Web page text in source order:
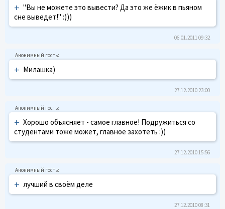
+ "Вы не можете это вывести? Да это же ёжик в пьяном
сне выведет!" :)))
06.01.2011 09:32
+ Милашка)
27.12.2010 23:00
+ Хорошо объясняет - самое главное! Подружиться со
студентами тоже может, главное захотеть :))
27.12.2010 15:56
+ лучший в своём деле
27.12.2010 08:31